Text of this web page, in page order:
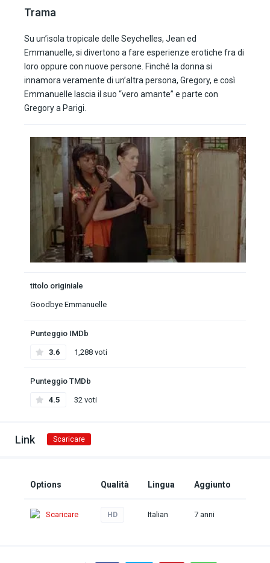
Trama
Su un’isola tropicale delle Seychelles, Jean ed
Emmanuelle, si divertono a fare esperienze erotiche fra di
loro oppure con nuove persone. Finché la donna si
innamora veramente di un’altra persona, Gregory, e così
Emmanuelle lascia il suo “vero amante” e parte con
Gregory a Parigi.
titolo originiale
Goodbye Emmanuelle
Punteggio IMDb
3.6 1,288 voti
Punteggio TMDb
4.5 32 voti
Link Scaricare
Options Qualità Lingua Aggiunto
Scaricare HD Italian 7 anni